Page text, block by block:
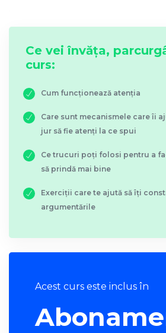
Ce vei învăța,
curs:
Cum funcționează atenția
Care sunt mecanismele care îi
jur să fie atenți la ce spui
Ce trucuri poți folosi pentru a
să prindă mai bine
Exerciții care te ajută să îți
argumentările
Acest curs este inclus în